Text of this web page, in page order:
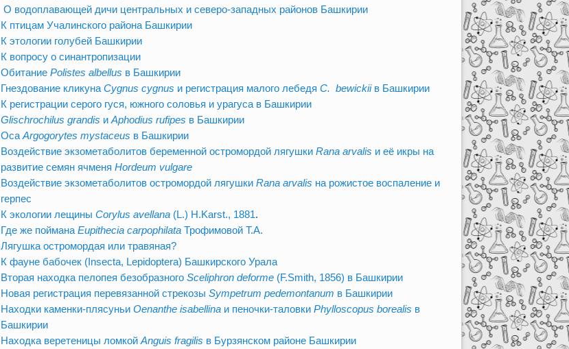
О водоплавающей дичи центральных и северо-западных районов Башкирии
К птицам Учалинского района Башкирии
К этологии голубей Башкирии
К вопросу о синантропизации
ОбитаниеPolistes albellus в Башкирии
Гнездование кликунаCygnus cygnus и регистрация малого лебедяC. bewickiiв Башкирии
К регистрации серого гуся, южного соловья и урагуса в Башкирии
Glischrochilus grandis иAphodius rufipes в Башкирии
ОсаArgogorytes mystaceus в Башкирии
Воздействие экзометаболитов беременной остромордой лягушкиRana arvalis и её икры на
развитие семян ячменяHordeum vulgare
Воздействие экзометаболитов остромордой лягушкиRana arvalis на рожистое воспаление и
герпес
К экологии лещиныCorylus avellana (L.) H.Karst., 1881.
Где же пойманаEupithecia carpophilata Трофимовой Т.А.
Лягушка остромордая или травяная?
К фауне бабочек (Insecta, Lepidoptera) Башкирского Урала
Вторая находка пелопея безобразногоSceliphron deforme (F.Smith, 1856) в Башкирии
Новая регистрация перевязанной стрекозыSympetrum pedemontanum в Башкирии
Находки каменки-плясуньиOenanthe isabellina и пеночки-таловкиPhylloscopus borealis в
Башкирии
Находка веретеницы ломкойAnguis fragilis в Бурзянском районе Башкирии